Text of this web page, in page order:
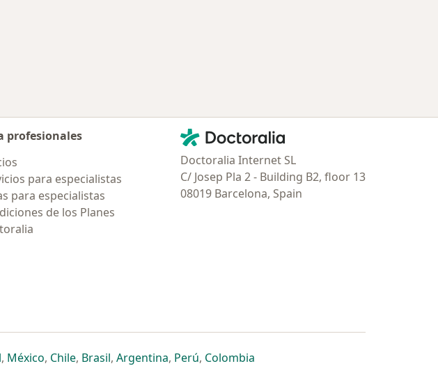
profesionales
para especialistas
para especialistas
de los Planes
Contacto
Doctoralia - Página de inicio
Doctoralia Internet SL
C/ Josep Pla 2 - Building B2, floor 13
08019 Barcelona, Spain
pestaña
una nueva pestaña
se abre en una nueva pestaña
, Méxicose abre en una nueva pestaña
, Chilese abre en una nueva pestaña
, Brasilse abre en una nueva pestaña
, Argentinase abre en una nueva pestaña
, Perúse abre en una nueva pestaña
, Colombiase abre en una nueva pestaña